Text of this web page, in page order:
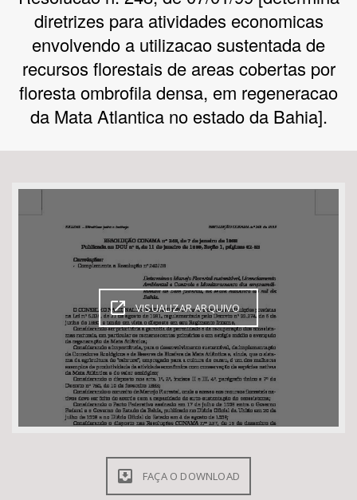
Bioma / Bacia
Tema
Subtema
diretrizes para atividades economicas
envolvendo a utilizacao sustentada de
recursos florestais de areas cobertas por
floresta ombrofila densa, em regeneracao
da Mata Atlantica no estado da Bahia].
VISUALIZAR ARQUIVO
FAÇA O DOWNLOAD